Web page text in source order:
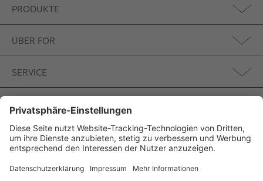
PRODUKTE
ÜBER FOR
SERVICE
BADIDEEN